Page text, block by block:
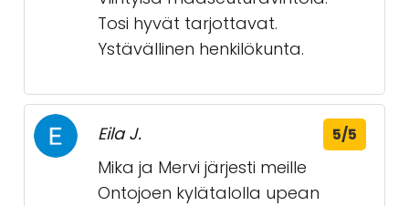
Tosi hyvät tarjottavat.
Ystävällinen henkilökunta.
Eila J. 5/5
Mika ja Mervi järjesti meille
Ontojoen kylätalolla upean